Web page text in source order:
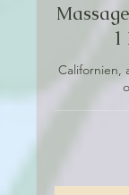
Californien,